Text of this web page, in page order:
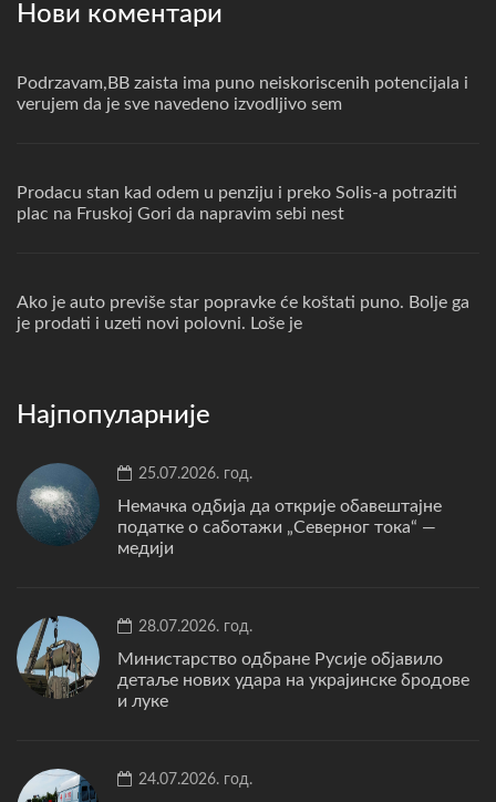
Нови коментари
Podrzavam,BB zaista ima puno neiskoriscenih potencijala i
verujem da je sve navedeno izvodljivo sem
Prodacu stan kad odem u penziju i preko Solis-a potraziti
plac na Fruskoj Gori da napravim sebi nest
Ako je auto previše star popravke će koštati puno. Bolje ga
je prodati i uzeti novi polovni. Loše je
Најпопуларније
25.07.2026. год.
Немачка одбија да открије обавештајне
податке о саботажи „Северног тока“ —
медији
28.07.2026. год.
Министарство одбране Русије објавило
детаље нових удара на украјинске бродове
и луке
24.07.2026. год.